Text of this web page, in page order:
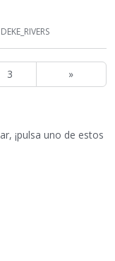
DEKE_RIVERS
3 »
¡pulsa uno de estos